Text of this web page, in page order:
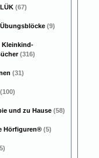
(67)
(9)
Kleinkind-
(316)
(31)
(100)
und zu Hause (58)
Hörfiguren® (5)